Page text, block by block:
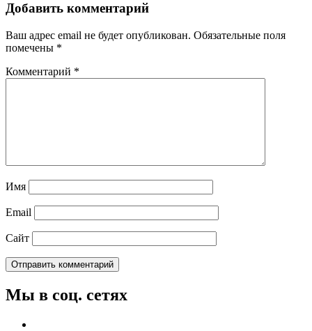
Добавить комментарий
Ваш адрес email не будет опубликован. Обязательные поля
помечены *
Комментарий *
Имя
Email
Сайт
Мы в соц. сетях